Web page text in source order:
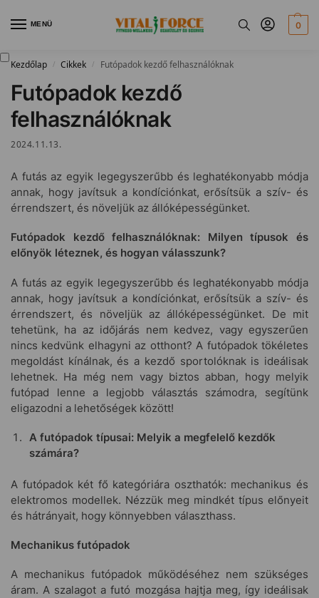
MENÜ 0
Kezdőlap / Cikkek / Futópadok kezdő felhasználóknak
Futópadok kezdő
felhasználóknak
2024.11.13.
A futás az egyik legegyszerűbb és leghatékonyabb módja
annak, hogy javítsuk a kondíciónkat, erősítsük a szív- és
érrendszert, és növeljük az állóképességünket.
Futópadok kezdő felhasználóknak: Milyen típusok és
előnyök léteznek, és hogyan válasszunk?
A futás az egyik legegyszerűbb és leghatékonyabb módja
annak, hogy javítsuk a kondíciónkat, erősítsük a szív- és
érrendszert, és növeljük az állóképességünket. De mit
tehetünk, ha az időjárás nem kedvez, vagy egyszerűen
nincs kedvünk elhagyni az otthont? A futópadok tökéletes
megoldást kínálnak, és a kezdő sportolóknak is ideálisak
lehetnek. Ha még nem vagy biztos abban, hogy melyik
futópad lenne a legjobb választás számodra, segítünk
eligazodni a lehetőségek között!
A futópadok típusai: Melyik a megfelelő kezdők
számára?
A futópadok két fő kategóriára oszthatók: mechanikus és
elektromos modellek. Nézzük meg mindkét típus előnyeit
és hátrányait, hogy könnyebben választhass.
Mechanikus futópadok
A mechanikus futópadok működéséhez nem szükséges
áram. A szalagot a futó mozgása hajtja meg, így ideálisak